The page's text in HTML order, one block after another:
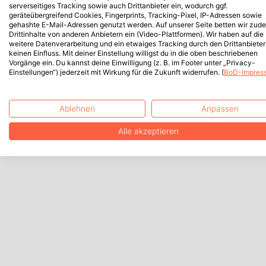
serverseitiges Tracking sowie auch Drittanbieter ein, wodurch ggf.
geräteübergreifend Cookies, Fingerprints, Tracking-Pixel, IP-Adressen sowie
gehashte E-Mail-Adressen genutzt werden. Auf unserer Seite betten wir
Drittinhalte von anderen Anbietern ein (Video-Plattformen). Wir haben auf die
weitere Datenverarbeitung und ein etwaiges Tracking durch den Drittanbieter
keinen Einfluss. Mit deiner Einstellung willigst du in die oben beschriebenen
Vorgänge ein. Du kannst deine Einwilligung (z. B. im Footer unter „Privacy-
Einstellungen“) jederzeit mit Wirkung für die Zukunft widerrufen. (BoD-
Ablehnen Anpassen
Alle akzeptieren